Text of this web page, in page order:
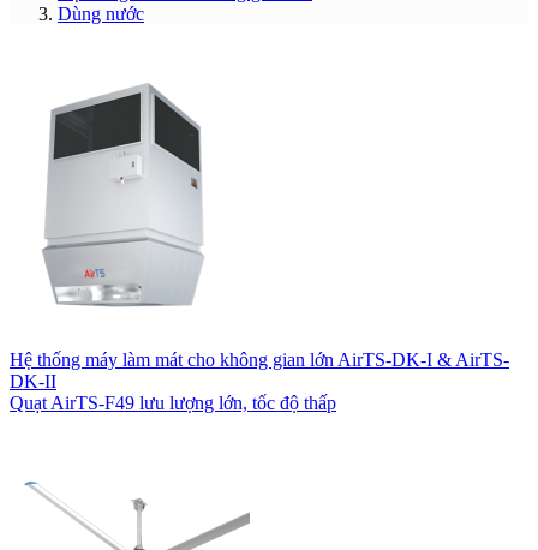
Dùng nước
Hệ thống máy làm mát cho không gian lớn AirTS-DK-I & AirTS-
DK-II
Quạt AirTS-F49 lưu lượng lớn, tốc độ thấp